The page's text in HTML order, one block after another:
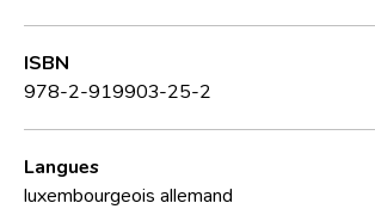
ISBN
978-2-919903-25-2
Langues
luxembourgeois allemand